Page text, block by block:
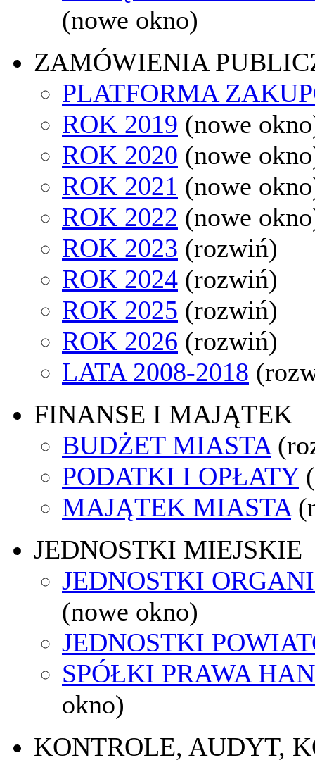
(nowe okno)
ZAMÓWIENIA
PLATFORMA
ROK 2019 (nowe
ROK 2020 (nowe
ROK 2021 (nowe
ROK 2022 (nowe
ROK 2023 (rozwiń)
ROK 2024 (rozwiń)
ROK 2025 (rozwiń)
ROK 2026 (rozwiń)
LATA 2008-2018
FINANSE I MAJĄTEK
BUDŻET MIASTA
PODATKI I OPŁATY
MAJĄTEK MIASTA
JEDNOSTKI MIEJSKIE
JEDNOSTKI
(nowe okno)
JEDNOSTKI
SPÓŁKI PRAWA
okno)
KONTROLE, AUDYT,